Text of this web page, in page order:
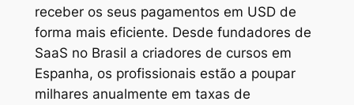
receber os seus pagamentos em USD de
forma mais eficiente. Desde fundadores de
SaaS no Brasil a criadores de cursos em
Espanha, os profissionais estão a poupar
milhares anualmente em taxas de